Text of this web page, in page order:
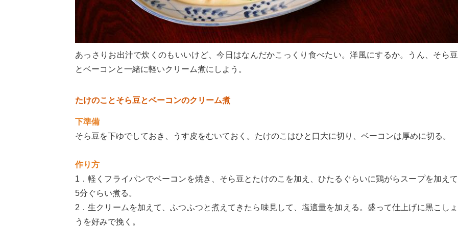
あっさりお出汁で炊くのもいいけど、今日はなんだかこっくり食べたい。洋風にするか。うん、そら豆
とベーコンと一緒に軽いクリーム煮にしよう。
たけのことそら豆とベーコンのクリーム煮
下準備
そら豆を下ゆでしておき、うす皮をむいておく。たけのこはひと口大に切り、ベーコンは厚めに切る。
作り方
1．軽くフライパンでベーコンを焼き、そら豆とたけのこを加え、ひたるぐらいに鶏がらスープを加えて
5分ぐらい煮る。
2．生クリームを加えて、ふつふつと煮えてきたら味見して、塩適量を加える。盛って仕上げに黒こしょ
うを好みで挽く。